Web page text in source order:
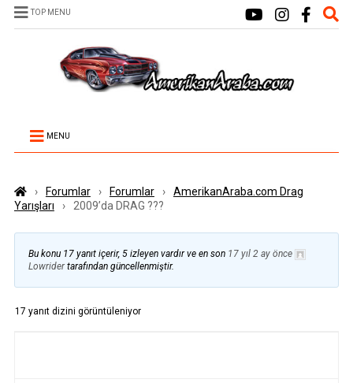
TOP MENU
MENU
› Forumlar › Forumlar ›
AmerikanAraba.com Drag
Yarışları
› 2009’da DRAG ???
Bu konu 17 yanıt içerir, 5 izleyen vardır ve en son 17 yıl 2 ay önce
Lowridertarafından güncellenmiştir.
17 yanıt dizini görüntüleniyor